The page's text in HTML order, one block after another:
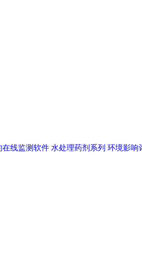
在线监测软件 水处理药剂系列 环境影响